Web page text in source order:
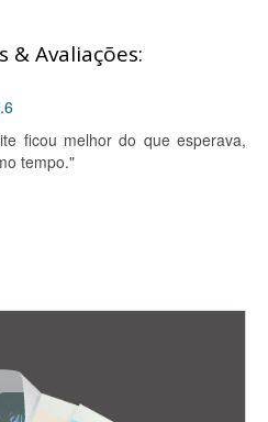
Avaliações:
ficou melhor do que esperava,
tempo."